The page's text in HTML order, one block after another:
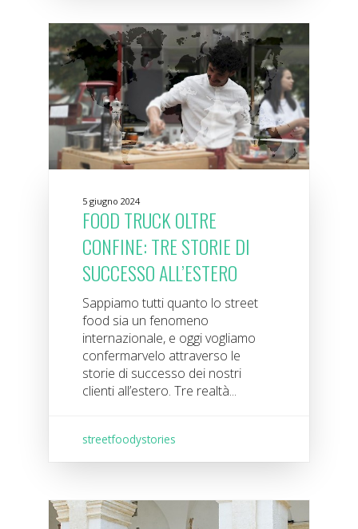
5 giugno 2024
FOOD TRUCK OLTRE
CONFINE: TRE STORIE DI
SUCCESSO ALL’ESTERO
Sappiamo tutti quanto lo street
food sia un fenomeno
internazionale, e oggi vogliamo
confermarvelo attraverso le
storie di successo dei nostri
clienti all’estero. Tre realtà...
streetfoodystories